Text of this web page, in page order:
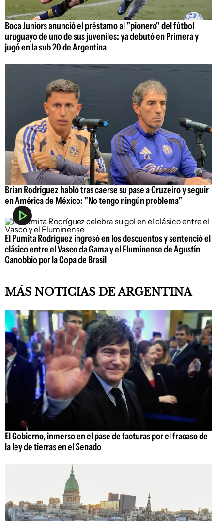
Boca Juniors anunció el préstamo al "pionero" del fútbol
uruguayo de uno de sus juveniles: ya debutó en Primera y
jugó en la sub 20 de Argentina
Brian Rodríguez habló tras caerse su pase a Cruzeiro y seguir
en América de México: "No tengo ningún problema"
El Pumita Rodríguez ingresó en los descuentos y sentenció el
clásico entre el Vasco da Gama y el Fluminense de Agustín
Canobbio por la Copa de Brasil
MÁS NOTICIAS DE ARGENTINA
El Gobierno, inmerso en el pase de facturas por el fracaso de
la ley de tierras en el Senado